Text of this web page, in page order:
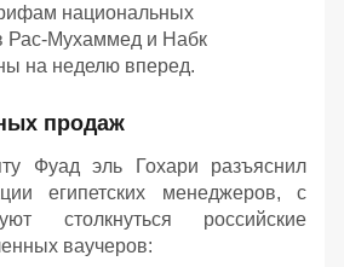
национальных
Рас-Мухаммед и Набк
на неделю вперед.
продаж
Фуад эль Гохари разъяснил
египетских менеджеров, с
столкнуться российские
ваучеров: